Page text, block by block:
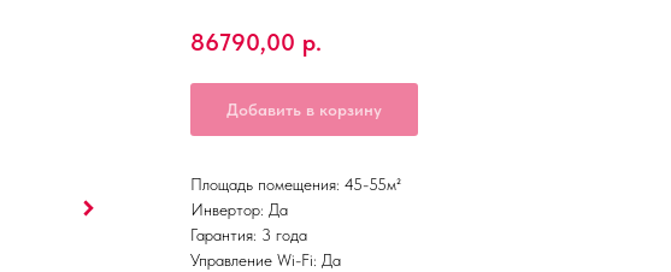
86790,00 р.
Добавить в корзину
Площадь помещения: 45-55м²
Инвертор: Да
Гарантия: 3 года
Управление Wi-Fi: Да